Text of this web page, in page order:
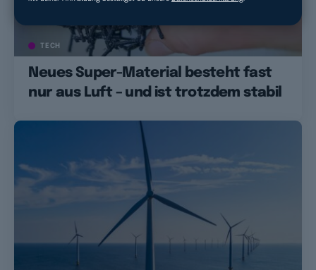
TECH
Neues Super-Material besteht fast
nur aus Luft – und ist trotzdem stabil